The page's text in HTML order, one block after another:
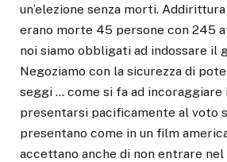
un’elezione senza morti.
erano morte 45 persone con 245
noi siamo obbligati ad indossare il
Negoziamo con la sicurezza di
seggi … come si fa ad incoraggiare
presentarsi pacificamente al voto
presentano come in un film
accettano anche di non entrare